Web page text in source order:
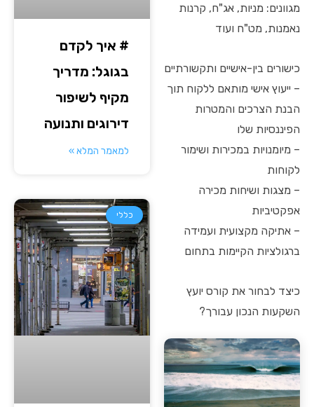
מגוונים: מניות, אג"ח, קרנות
נאמנות, מט"ח ועוד
כישורים בין-אישיים ותקשורתיים
– ייעוץ אישי מותאם ללקוח תוך
הבנת הצרכים והמטרות
הפיננסיות שלו
– מיומנויות במכירות ושימור
לקוחות
– מצגות ושיחות מכירה
אפקטיביות
– אתיקה מקצועית ועמידה
ברגולציות הקיימות בתחום
כיצד לבחור את קורס יועץ
השקעות הנכון עבורך?
# איך לקדם
בגוגל: מדריך
מקיף לשיפור
דירוגים ותנועה
למאמר המלא »
כללי